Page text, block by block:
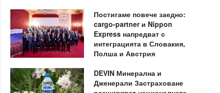
Постигаме повече заедно:
cargo-partner и Nippon
Express напредват с
интеграцията в Словакия,
Полша и Австрия
DEVIN Минерална и
Дженерали Застраховане